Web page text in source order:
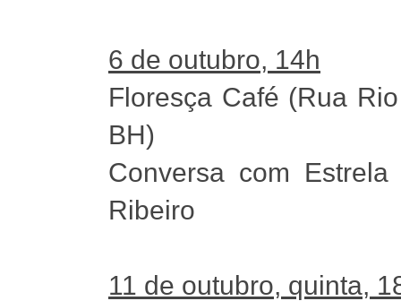
6 de outubro, 14h
Floresça Café (Rua
BH)
Conversa com
Ribeiro
11 de outubro, quinta,